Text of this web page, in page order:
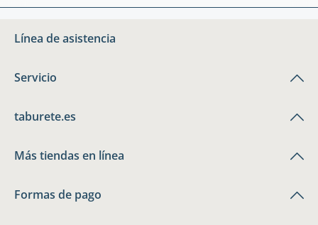
Línea de asistencia
Servicio
taburete.es
Más tiendas en línea
Formas de pago